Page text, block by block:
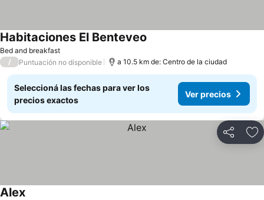
Bed and breakfast
Habitaciones El Benteveo
/ Puntuación no disponible a 10.5 km de: Centro de la ciudad
Seleccioná las fechas para ver los
precios exactos
Ver precios
Compartir
Alex